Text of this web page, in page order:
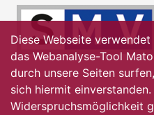
Diese Webseite
das Webanalyse-Tool
durch unsere Seiten
sich hiermit einverstanden.
Widerspruchsmöglichkeit